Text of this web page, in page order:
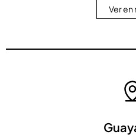
Ver en